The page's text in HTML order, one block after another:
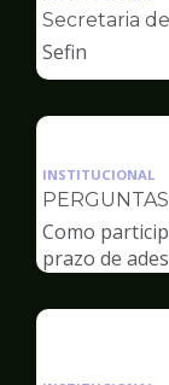
Secretaria
Sefin
INSTITUCIONAL
Como
prazo de